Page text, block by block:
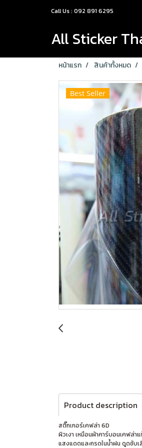
Call Us : 092 891 6295
All Sticker
หน้าแรก สินค้าทั้งหมด
Best Seller
Product description
สติ๊กเกอร์เคฟล่า 6D
ผิวเงา เหมือนผ้าคาร์บอนเคฟล่
แสงแดดและกรดในน้ำฝน ดูดซับ